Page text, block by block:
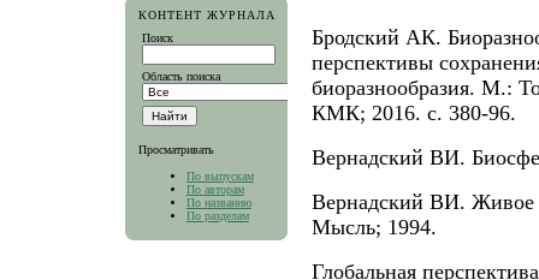
КОНТЕНТ ЖУРНАЛА
Поиск
Область поиска
Просматривать
По выпускам
По авторам
По названию
По разделам
Бродский АК.
перспективы
биоразнообразия. М.:
КМК; 2016. c. 380-96.
Вернадский ВИ.
Вернадский ВИ. Живое
Мысль; 1994.
Глобальная